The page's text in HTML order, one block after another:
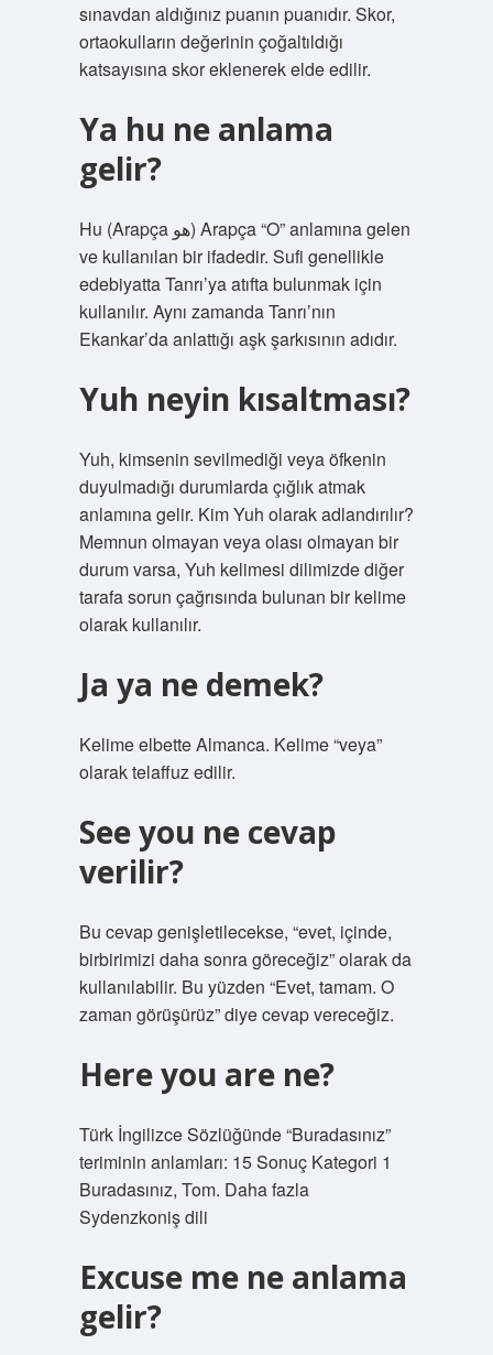
sınavdan aldığınız puanın puanıdır. Skor,
ortaokulların değerinin çoğaltıldığı
katsayısına skor eklenerek elde edilir.
Ya hu ne anlama
gelir?
Hu (Arapça هو) Arapça “O” anlamına gelen
ve kullanılan bir ifadedir. Sufi genellikle
edebiyatta Tanrı’ya atıfta bulunmak için
kullanılır. Aynı zamanda Tanrı’nın
Ekankar’da anlattığı aşk şarkısının adıdır.
Yuh neyin kısaltması?
Yuh, kimsenin sevilmediği veya öfkenin
duyulmadığı durumlarda çığlık atmak
anlamına gelir. Kim Yuh olarak adlandırılır?
Memnun olmayan veya olası olmayan bir
durum varsa, Yuh kelimesi dilimizde diğer
tarafa sorun çağrısında bulunan bir kelime
olarak kullanılır.
Ja ya ne demek?
Kelime elbette Almanca. Kelime “veya”
olarak telaffuz edilir.
See you ne cevap
verilir?
Bu cevap genişletilecekse, “evet, içinde,
birbirimizi daha sonra göreceğiz” olarak da
kullanılabilir. Bu yüzden “Evet, tamam. O
zaman görüşürüz” diye cevap vereceğiz.
Here you are ne?
Türk İngilizce Sözlüğünde “Buradasınız”
teriminin anlamları: 15 Sonuç Kategori 1
Buradasınız, Tom. Daha fazla
Sydenzkoniş dili
Excuse me ne anlama
gelir?